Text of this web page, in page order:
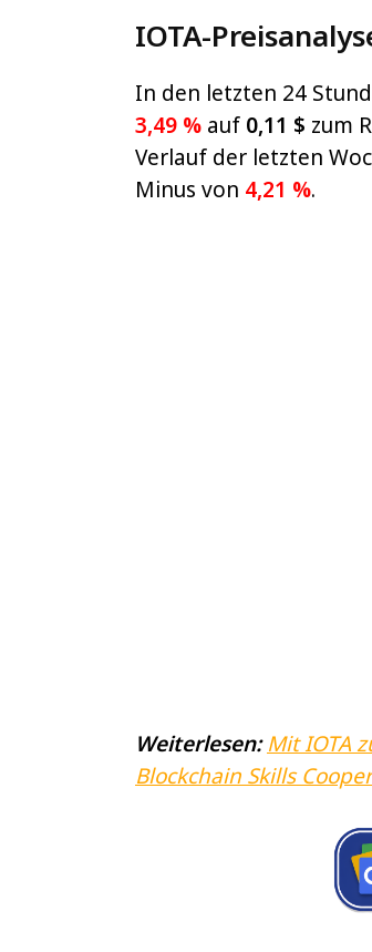
IOTA-
In den letzten 24
3,49 % auf 0,11 $ zum
Verlauf der letzten
Minus von 4,21 %.
Weiterlesen:Mit IOTA
Blockchain Skills